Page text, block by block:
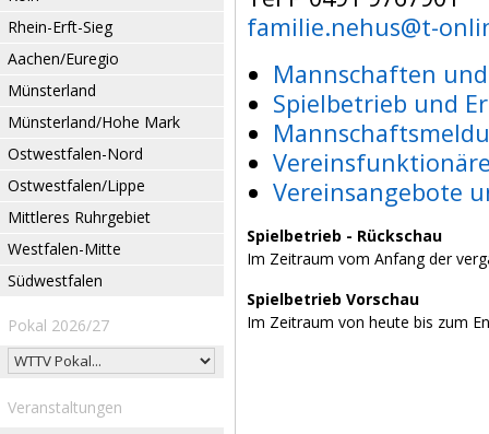
Rhein-Erft-Sieg
Aachen/Euregio
Münsterland
Münsterland/Hohe Mark
Ostwestfalen-Nord
Ostwestfalen/Lippe
Mittleres Ruhrgebiet
Westfalen-Mitte
Südwestfalen
Pokal 2026/27
Veranstaltungen
familie.nehus@t-
Mannschaften
Spielbetrieb und
Vereinsangebote
Spielbetrieb - Rückschau
Im Zeitraum vom Anfang der
Spielbetrieb Vorschau
Im Zeitraum von heute bis zum